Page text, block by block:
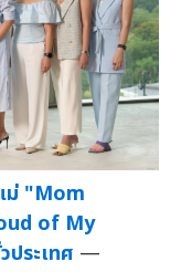
ม่ "Mom
of My
ระเทศ —